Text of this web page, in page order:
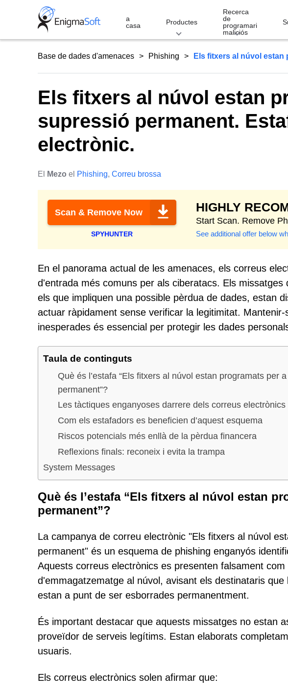
a
casa
Productes
Recerca
de
programari
maliciós
Base de dades d'amenaces Phishing Els fitxers al núvol estan
Els fitxers al núvol estan
supressió permanent.
electrònic.
El Mezo el Phishing, Correu brossa
Scan & Remove Now
SPYHUNTER
HIGHLY
Start Scan. Remove
See additional offer below
En el panorama actual de les amenaces, els correus
d'entrada més comuns per als ciberatacs. Els
els que impliquen una possible pèrdua de dades, estan
actuar ràpidament sense verificar la legitimitat.
inesperades és essencial per protegir les dades
Taula de continguts
Què és l’estafa “Els fitxers al núvol estan programats per
permanent”?
Les tàctiques enganyoses darrere dels correus electrònics
Com els estafadors es beneficien d’aquest esquema
Riscos potencials més enllà de la pèrdua financera
Reflexions finals: reconeix i evita la trampa
System Messages
Què és l’estafa “Els fitxers al núvol estan
permanent”?
La campanya de correu electrònic "Els fitxers al núvol
permanent" és un esquema de phishing enganyós
Aquests correus electrònics es presenten falsament
d'emmagatzematge al núvol, avisant els destinataris
estan a punt de ser esborrades permanentment.
És important destacar que aquests missatges no estan
proveïdor de serveis legítims. Estan elaborats
usuaris.
Els correus electrònics solen afirmar que: